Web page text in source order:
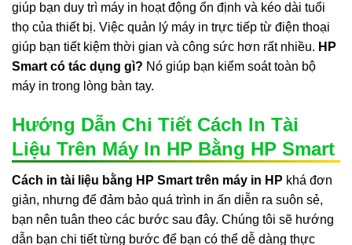
giúp bạn duy trì máy in hoạt động ổn định và kéo dài tuổi
thọ của thiết bị. Việc quản lý máy in trực tiếp từ điện thoại
giúp bạn tiết kiệm thời gian và công sức hơn rất nhiều. HP
Smart có tác dụng gì? Nó giúp bạn kiểm soát toàn bộ
máy in trong lòng bàn tay.
Hướng Dẫn Chi Tiết Cách In Tài
Liệu Trên Máy In HP Bằng HP Smart
Cách in tài liệu bằng HP Smart trên máy in HP khá đơn
giản, nhưng để đảm bảo quá trình in ấn diễn ra suôn sẻ,
bạn nên tuân theo các bước sau đây. Chúng tôi sẽ hướng
dẫn bạn chi tiết từng bước để bạn có thể dễ dàng thực